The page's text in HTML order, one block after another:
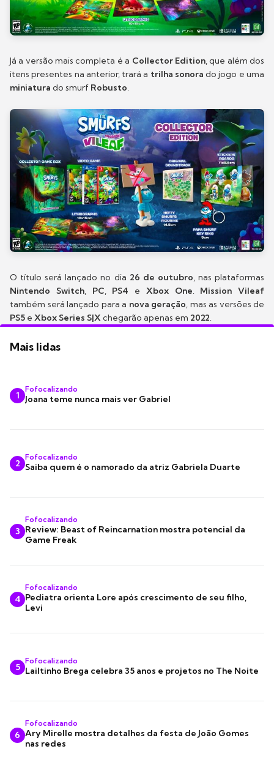
Já a versão mais completa é a Collector Edition, que além dos
itens presentes na anterior, trará a trilha sonorado jogo e uma
miniatura do smurf Robusto.
O título será lançado no dia 26 de outubro, nas plataformas
Nintendo Switch, PC, PS4 e Xbox One. Mission Vileaf
também será lançado para a nova geração, mas as versões de
PS5 e Xbox Series S|X chegarão apenas em 2022.
Mais lidas
1
Fofocalizando
Joana teme nunca mais ver Gabriel
2
Fofocalizando
Saiba quem é o namorado da atriz Gabriela Duarte
3
Fofocalizando
Review: Beast of Reincarnation mostra potencial da
Game Freak
4
Fofocalizando
Pediatra orienta Lore após crescimento de seu filho,
Levi
5
Fofocalizando
Lailtinho Brega celebra 35 anos e projetos no The Noite
6
Fofocalizando
Ary Mirelle mostra detalhes da festa de João Gomes
nas redes